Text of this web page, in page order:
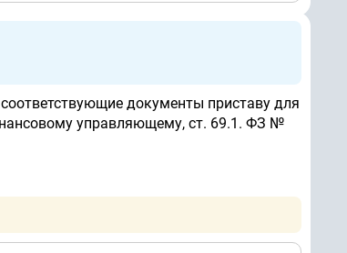
документы приставу для
управляющему, ст. 69.1. ФЗ №